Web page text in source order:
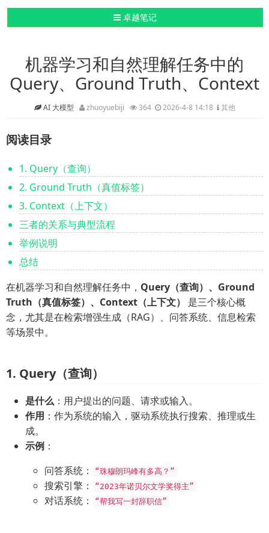
导航切换
卓越笔记
机器学习和自然理解任务中的
Query、Ground Truth、Context
AI 大模型 zhuoyuebiji 364 2026-4-8 14:18 其他
阅读目录
1. Query（查询）
2. Ground Truth（真值标签）
3. Context（上下文）
三者的关系与典型流程
举例说明
总结
在机器学习和自然理解任务中， Query（查询）、Ground
Truth（真值标签）、Context（上下文）
是三个核心概
念，尤其是在检索增强生成（RAG）、问答系统、信息检索
等场景中。
1. Query（查询）
是什么 ：用户提出的问题、请求或输入。
作用 ：作为系统的输入，驱动系统执行搜索、推理或生
成。
示例 ：
问答系统：
“珠穆朗玛峰有多高？”
搜索引擎： “2023年诺贝尔文学奖得主”
对话系统： “帮我写一封辞职信”